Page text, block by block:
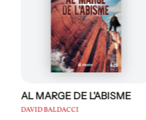
AL MARGE DE L'ABISME
DAVID BALDACCI